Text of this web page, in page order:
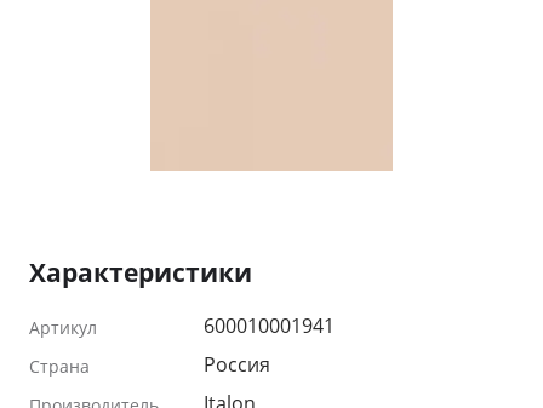
Характеристики
Артикул 600010001941
Страна Россия